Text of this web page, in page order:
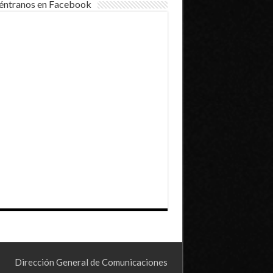
en Facebook
Dirección General de Comunicaciones